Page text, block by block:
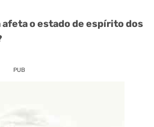
afeta o estado de espírito dos
PUB